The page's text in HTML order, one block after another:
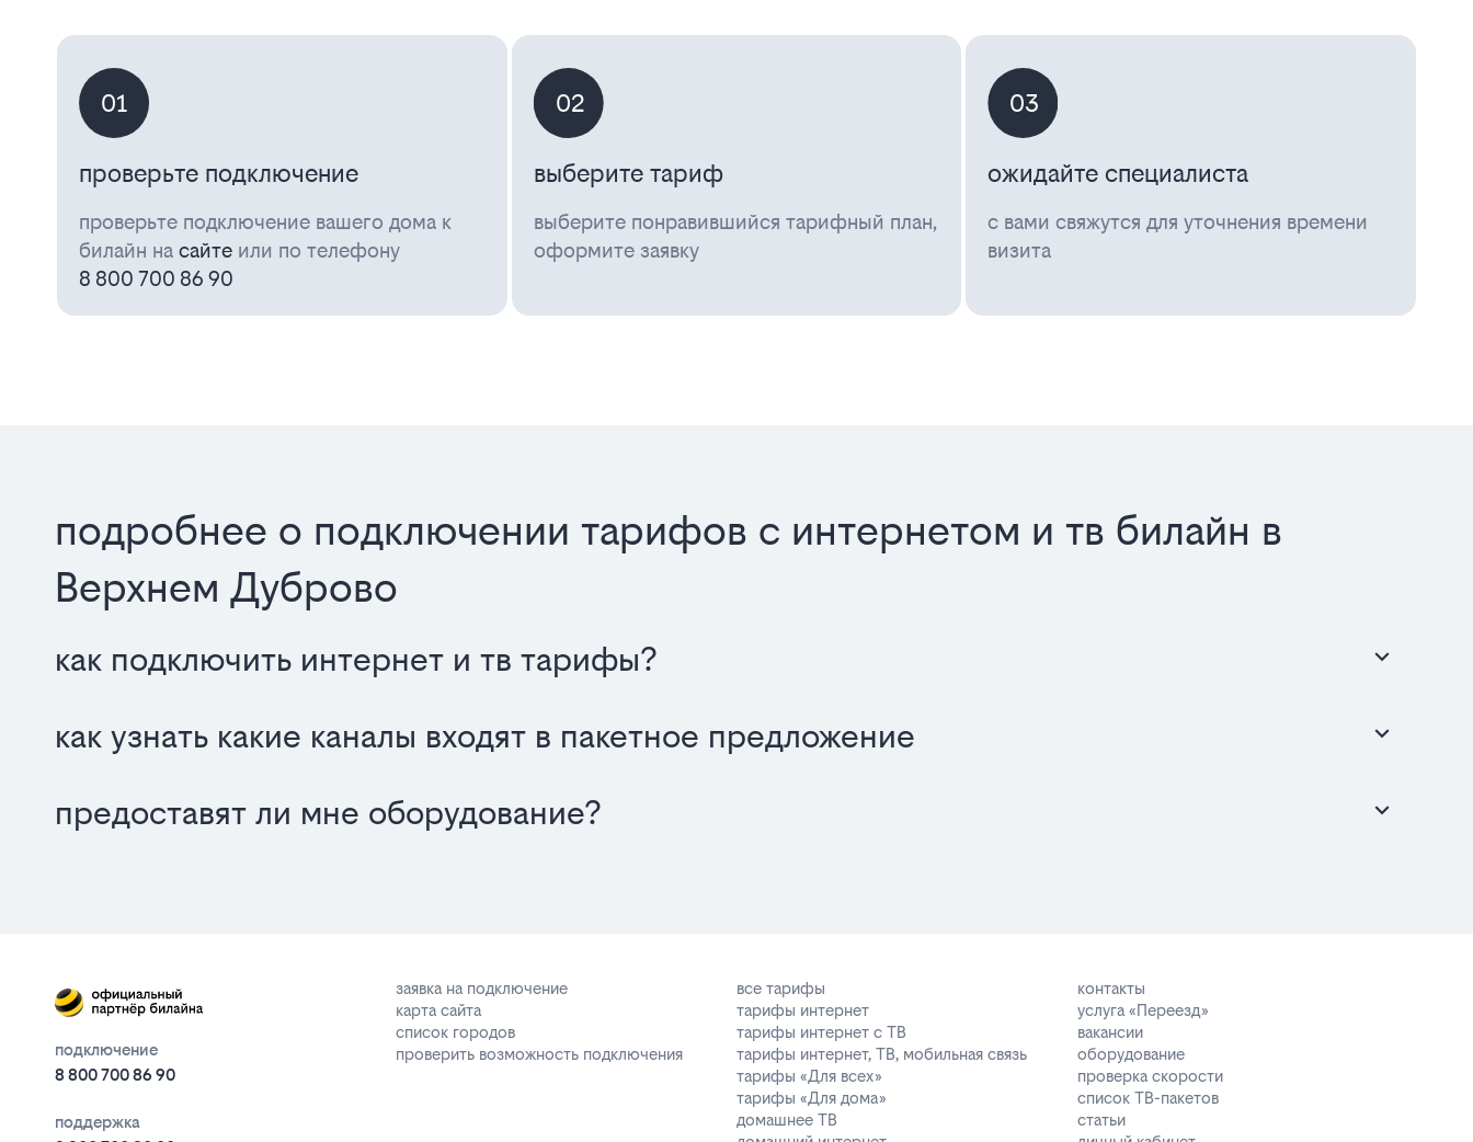
01
проверьте подключение
проверьте подключение вашего дома к
билайн насайте или по телефону
8 800 700 86 90
02
выберите тариф
выберите понравившийся тарифный план,
оформите заявку
03
ожидайте специалиста
с вами свяжутся для уточнения времени
визита
подробнее о подключении тарифов с интернетом и тв билайн в
Верхнем Дуброво
как подключить интернет и тв тарифы?
как узнать какие каналы входят в пакетное предложение
предоставят ли мне оборудование?
подключение
8 800 700 86 90
поддержка
заявка на подключение
карта сайта
список городов
проверить возможность подключения
все тарифы
тарифы интернет
тарифы интернет с ТВ
тарифы интернет, ТВ, мобильная связь
тарифы «Для всех»
тарифы «Для дома»
домашнее ТВ
контакты
услуга «Переезд»
вакансии
оборудование
проверка скорости
список ТВ-пакетов
статьи